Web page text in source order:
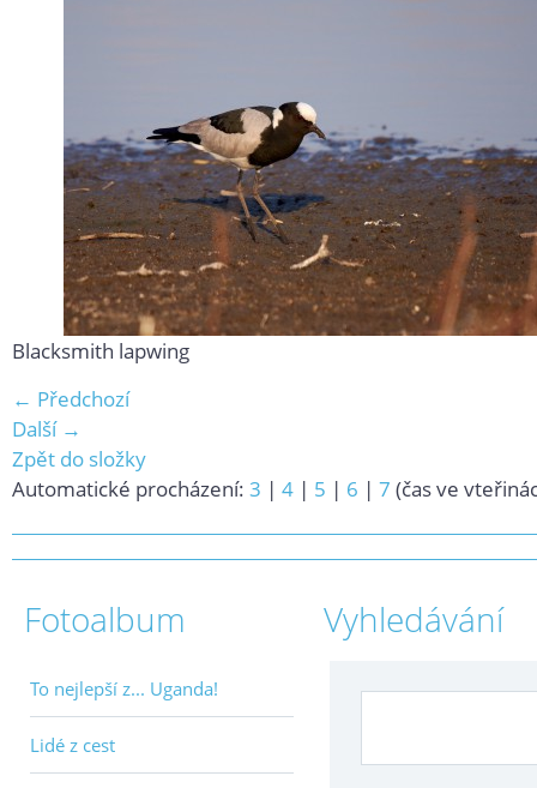
Blacksmith lapwing
← Předchozí
Další →
Zpět do složky
Automatické procházení: 3 | 4 | 5 | 6 | 7 (čas ve
Fotoalbum
To nejlepší z... Uganda!
Lidé z cest
Vyhledávání